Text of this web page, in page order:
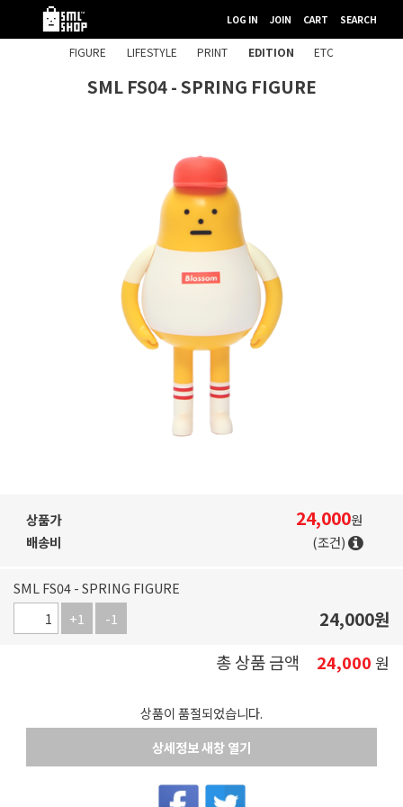
LOG IN JOIN CART SEARCH
FIGURE LIFESTYLE PRINT EDITION ETC
SML FS04 - SPRING FIGURE
상품가 24,000원
배송비
(조건)
SML FS04 - SPRING FIGURE
+1
-1 24,000원
총 상품 금액
24,000 원
상품이 품절되었습니다.
상세정보 새창 열기